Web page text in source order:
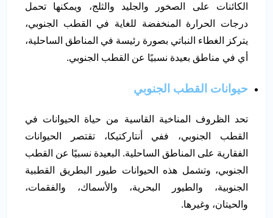
الكائنات على الصخور والجليد والثلج، ويمكنها تحمل
درجات الحرارة المنخفضة للغاية في القطب الجنوبي،
يتركز الغطاء النباتي بصورة رئيسة في المناطق الساحلية،
أي في مناطق بعيدة نسبيًا عن القطب الجنوبي.
حيوانات القطب الجنوبي
تحد الظروف المناخية القاسية من حياة الحيوانات في
القطب الجنوبي، ففي أنتاركتيكا، تقتصر الحيوانات
الفقارية على المناطق الساحلية. البعيدة نسبيًا عن القطب
الجنوبي، وتشمل هذه الحيوانات طيور البطريق القطبية
الجنوبية، والطيور البحرية، والأسماك، والفقمات،
والحيتان، وغيرها.